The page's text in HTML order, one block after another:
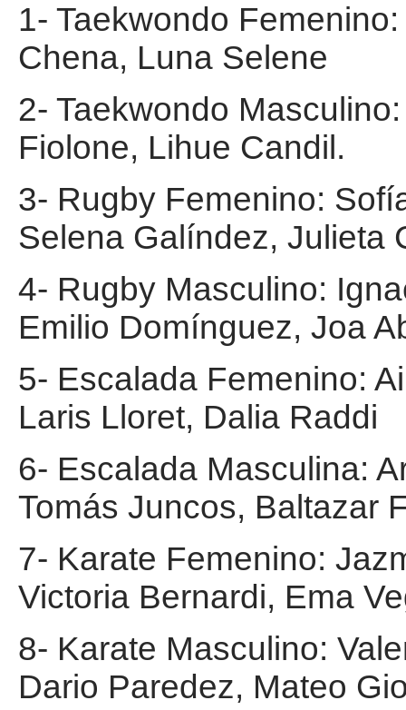
1- Taekwondo
Chena, Luna Selene
2- Taekwondo
Fiolone, Lihue Candil.
3- Rugby Femenino:
Selena Galíndez, Julieta
4- Rugby Masculino:
Emilio Domínguez, Joa
5- Escalada Femenino:
Laris Lloret, Dalia Raddi
6- Escalada Masculina:
Tomás Juncos, Baltazar
7- Karate Femenino:
Victoria Bernardi, Ema
8- Karate Masculino:
Dario Paredez, Mateo